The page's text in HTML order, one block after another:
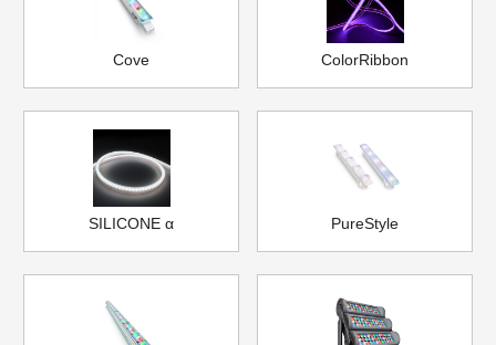
Cove ColorRibbon
SILICONE α PureStyle